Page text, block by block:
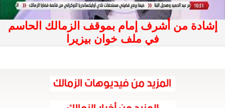
إشادة من أشرف إمام بموقف الزمالك الحاسم
في ملف خوان بيزيرا